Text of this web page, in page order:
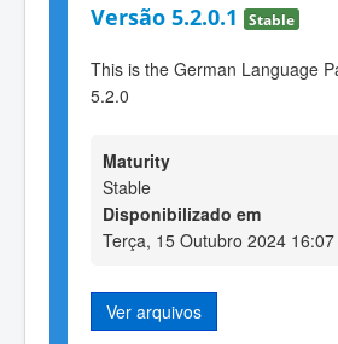
Versão 5.2.0.1 Stable
This is the German Language
5.2.0
Maturity
Stable
Disponibilizado em
Terça, 15 Outubro 2024 16:07
Ver arquivos